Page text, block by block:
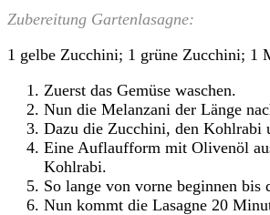
Zubereitung Gartenlasagne:
1 gelbe Zucchini; 1 grüne Zucchini; 1
Zuerst das Gemüse waschen.
Nun die Melanzani der Länge
Dazu die Zucchini, den Kohlrabi
Eine Auflaufform mit Olivenöl
Kohlrabi.
So lange von vorne beginnen
Nun kommt die Lasagne 20